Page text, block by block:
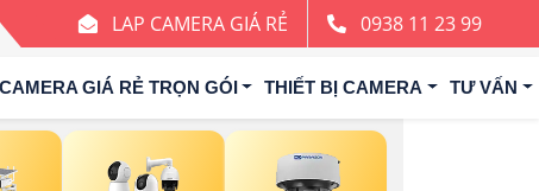
LAP CAMERA GIÁ RẺ 0938 11 23 99
CAMERA GIÁ RẺ TRỌN GÓI THIẾT BỊ CAMERA TƯ VẤN